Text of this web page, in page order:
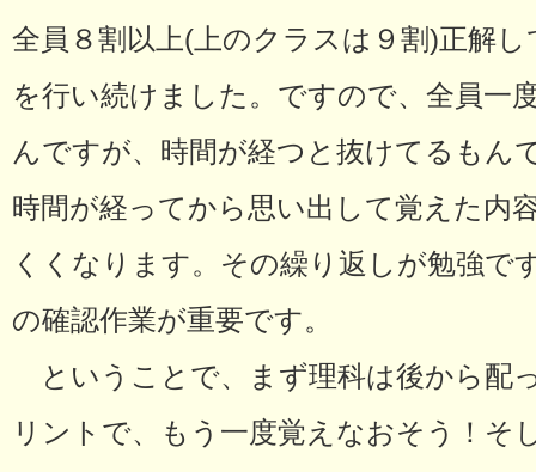
全員８割以上(上のクラスは９割)正解
を行い続けました。ですので、全員一
んですが、時間が経つと抜けてるもん
時間が経ってから思い出して覚えた内
くくなります。その繰り返しが勉強で
の確認作業が重要です。
ということで、まず理科は後から配
リントで、もう一度覚えなおそう！そ